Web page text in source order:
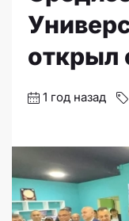
открыл
1 год назад